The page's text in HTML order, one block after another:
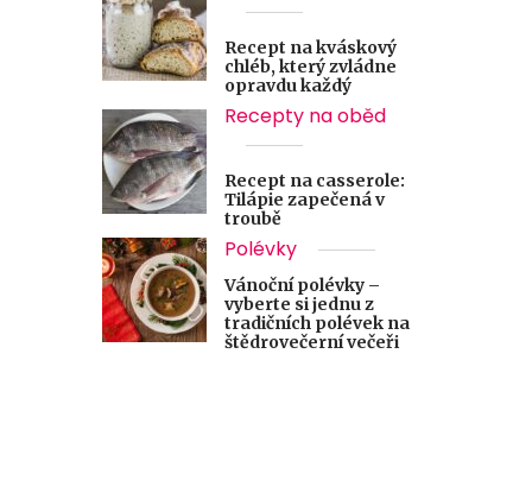
Recept na kváskový
chléb, který zvládne
opravdu každý
Recepty na oběd
Recept na casserole:
Tilápie zapečená v
troubě
Polévky
Vánoční polévky –
vyberte si jednu z
tradičních polévek na
štědrovečerní večeři